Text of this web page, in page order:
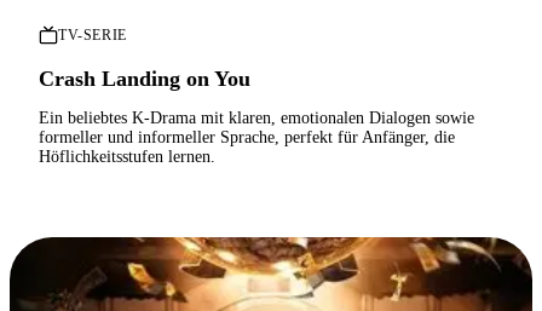
TV-SERIE
Crash Landing on You
Ein beliebtes K-Drama mit klaren, emotionalen Dialogen sowie
formeller und informeller Sprache, perfekt für Anfänger, die
Höflichkeitsstufen lernen.